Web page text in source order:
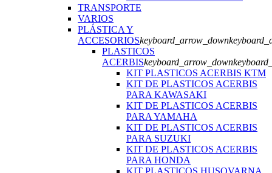
TRANSPORTE
VARIOS
PLÁSTICA Y
ACCESORIOSkeyboard_arrow_down
PLASTICOS
ACERBISkeyboard_arrow_down
KIT PLASTICOS ACERBIS KTM
KIT DE PLASTICOS ACERBIS
PARA KAWASAKI
KIT DE PLASTICOS ACERBIS
PARA YAMAHA
KIT DE PLASTICOS ACERBIS
PARA SUZUKI
KIT DE PLASTICOS ACERBIS
PARA HONDA
KIT PLASTICOS HUSQVARNA